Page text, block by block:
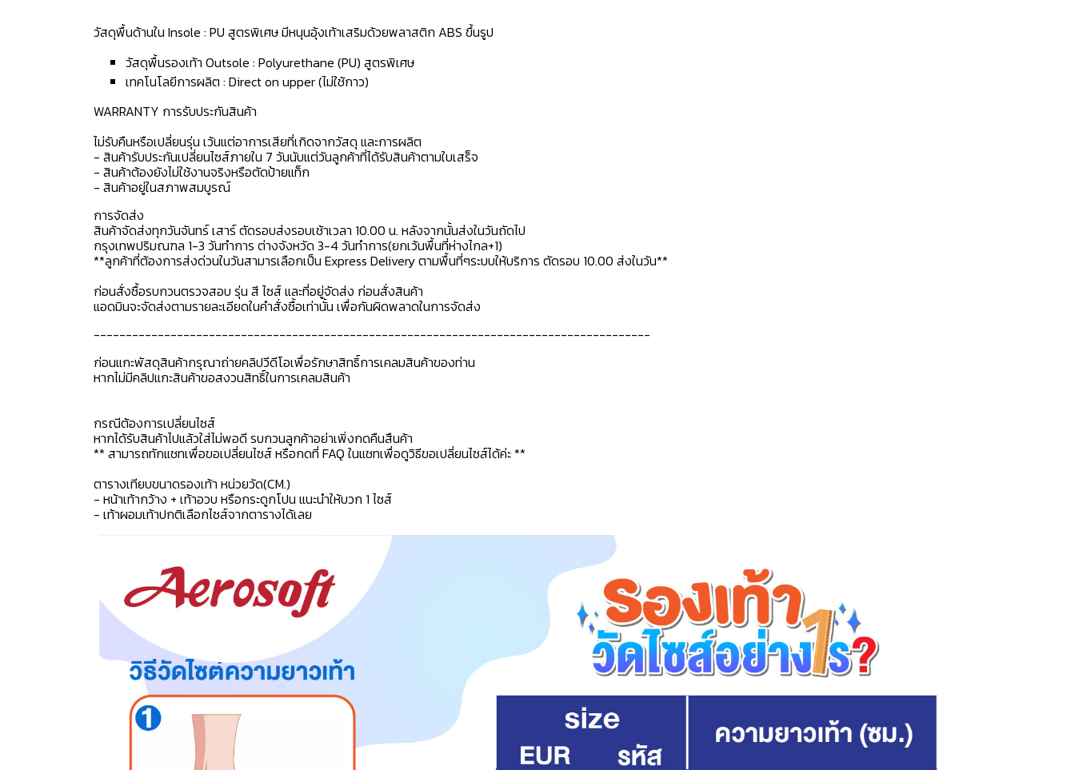
วัสดุพื้นด้านใน Insole : PU สูตรพิเศษ มีหนุนอุ้งเท้าเสริมด้วยพลาสติก ABS ขึ้นรูป
วัสดุพื้นรองเท้า Outsole : Polyurethane (PU) สูตรพิเศษ
เทคโนโลยีการผลิต : Direct on upper (ไม่ใช้กาว)
WARRANTY การรับประกันสินค้า
ไม่รับคืนหรือเปลี่ยนรุ่น เว้นแต่อาการเสียที่เกิดจากวัสดุ และการผลิต
- สินค้ารับประกันเปลี่ยนไซส์ภายใน 7 วันนับแต่วันลูกค้าที่ได้รับสินค้าตามใบเสร็จ
- สินค้าต้องยังไม่ใช้งานจริงหรือตัดป้ายแท็ก
- สินค้าอยู่ในสภาพสมบูรณ์
การจัดส่ง
สินค้าจัดส่งทุกวันจันทร์ เสาร์ ตัดรอบส่งรอบเช้าเวลา 10.00 น. หลังจากนั้นส่งในวันถัดไป
กรุงเทพปริมณฑล 1-3 วันทำการ ต่างจังหวัด 3-4 วันทำการ(ยกเว้นพื้นที่ห่างไกล+1)
**ลูกค้าที่ต้องการส่งด่วนในวันสามารเลือกเป็น Express Delivery ตามพื้นที่ๆระบบให้บริการ ตัดรอบ 10.00 ส่งในวัน**
ก่อนสั่งซื้อรบกวนตรวจสอบ รุ่น สี ไซส์ และที่อยู่จัดส่ง ก่อนสั่งสินค้า
แอดมินจะจัดส่งตามรายละเอียดในคำสั่งซื้อเท่านั้น เพื่อกันผิดพลาดในการจัดส่ง
---------------------------------------------------------------------------------------
ก่อนแกะพัสดุสินค้ากรุณาถ่ายคลิปวีดีโอเพื่อรักษาสิทธิ์การเคลมสินค้าของท่าน
หากไม่มีคลิปแกะสินค้าขอสงวนสิทธิ์ในการเคลมสินค้า
กรณีต้องการเปลี่ยนไซส์
หากได้รับสินค้าไปแล้วใส่ไม่พอดี รบกวนลูกค้าอย่าเพิ่งกดคืนสืนค้า
** สามารถทักแชทเพื่อขอเปลี่ยนไซส์ หรือกดที่ FAQ ในแชทเพื่อดูวิธีขอเปลี่ยนไซส์ได้ค่ะ **
ตารางเทียบขนาดรองเท้า หน่วยวัด(CM.)
- หน้าเท้ากว้าง + เท้าอวบ หรือกระดูกโปน แนะนำให้บวก 1 ไซส์
- เท้าผอมเท้าปกติเลือกไซส์จากตารางได้เลย